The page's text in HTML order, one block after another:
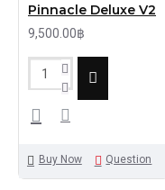
Pinnacle Deluxe V2
9,500.00฿
Buy Now Question